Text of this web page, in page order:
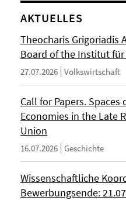
AKTUELLES
Theocharis Grigoriadis
Board of the Institut für
27.07.2026 Volkswirtschaft
Call for Papers.
Economies in the Late
Union
16.07.2026 Geschichte
Wissenschaftliche
Bewerbungsende: